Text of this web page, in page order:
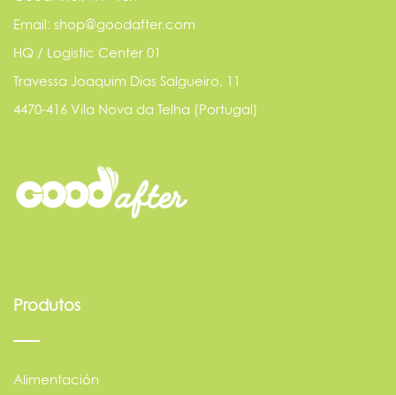
Email: shop@goodafter.com
HQ / Logistic Center 01
Travessa Joaquim Dias Salgueiro, 11
4470-416 Vila Nova da Telha (Portugal)
Produtos
Alimentación